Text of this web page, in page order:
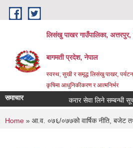
Skip to main content
लिसंखु पाखर गाउँपालिका, अत्तरपुर,
बागमती प्रदेश, नेपाल
स्वस्थ, सुखी र समृद्ध लिसंखु पाखर,
कृषिमा आधुनिकीकरण र आत्मनिर्भर
समाचार करार सेवा लिने सम्बन्धी सूचना
You are here
Home » आ.व. ०७६/०७७को वार्षिक नीति, बजेट